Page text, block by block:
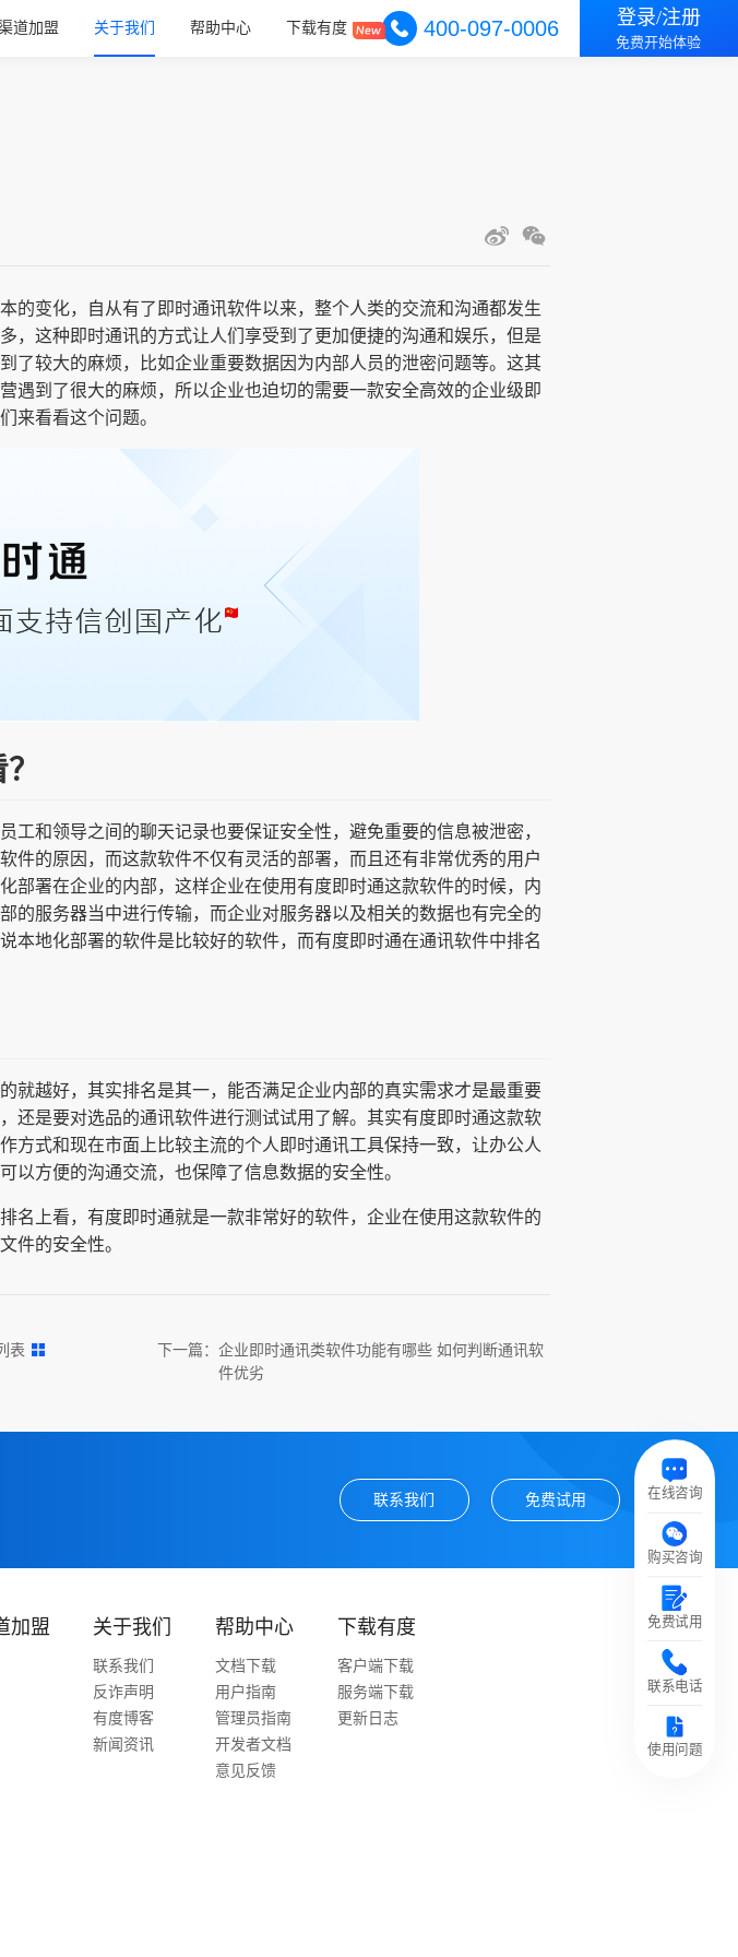
道加盟 关于我们 帮助中心 下载有度 400-097-0006 登录/注册
免费开始体验
的变化，自从有了即时通讯软件以来，整个人类的交流和沟通都发生
，这种即时通讯的方式让人们享受到了更加便捷的沟通和娱乐，但是
了较大的麻烦，比如企业重要数据因为内部人员的泄密问题等。这其
遇到了很大的麻烦，所以企业也迫切的需要一款安全高效的企业级即
来看看这个问题。
和领导之间的聊天记录也要保证安全性，避免重要的信息被泄密，
件的原因，而这款软件不仅有灵活的部署，而且还有非常优秀的用户
部署在企业的内部，这样企业在使用有度即时通这款软件的时候，内
的服务器当中进行传输，而企业对服务器以及相关的数据也有完全的
本地化部署的软件是比较好的软件，而有度即时通在通讯软件中排名
就越好，其实排名是其一，能否满足企业内部的真实需求才是最重要
还是要对选品的通讯软件进行测试试用了解。其实有度即时通这款软
方式和现在市面上比较主流的个人即时通讯工具保持一致，让办公人
以方便的沟通交流，也保障了信息数据的安全性。
名上看，有度即时通就是一款非常好的软件，企业在使用这款软件的
件的安全性。
表 下一篇： 企业即时通讯类软件功能有哪些 如何判断通讯软
件优劣
联系我们 免费试用 在线咨询
购买咨询
免费试用
联系电话
使用问题
加盟 关于我们
联系我们
反诈声明
有度博客
新闻资讯
帮助中心
文档下载
用户指南
管理员指南
开发者文档
意见反馈
下载有度
客户端下载
服务端下载
更新日志